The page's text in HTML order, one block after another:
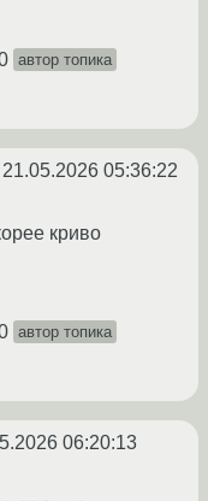
автор топика
21.05.2026 05:36:22
криво
автор топика
06:20:13